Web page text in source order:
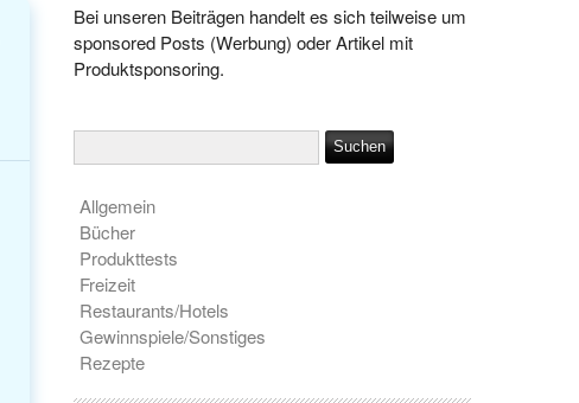
Bei unseren Beiträgen handelt es sich teilweise um
sponsored Posts (Werbung) oder Artikel mit
Produktsponsoring.
Allgemein
Bücher
Produkttests
Freizeit
Restaurants/Hotels
Gewinnspiele/Sonstiges
Rezepte